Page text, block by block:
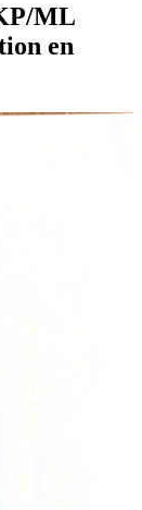
ML
en